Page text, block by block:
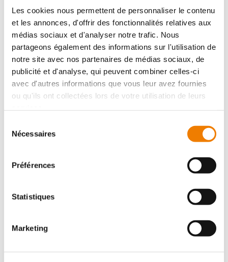
Les cookies nous permettent de personnaliser le contenu
et les annonces, d'offrir des fonctionnalités relatives aux
médias sociaux et d'analyser notre trafic. Nous
partageons également des informations sur l'utilisation de
notre site avec nos partenaires de médias sociaux, de
publicité et d'analyse, qui peuvent combiner celles-ci
avec d'autres informations que vous leur avez fournies
ou qu'ils ont collectées lors de votre utilisation de leurs
Nécessaires
Préférences
Statistiques
Marketing
2977 - Type II : Douille de guidage
9 variantes
Douille de guidage, HSS, à collet, pour
broche type II, de 4 à 5 mm Modèle : HSS, dépouille. Les
douilles de guidage avec indicateur...
6329770025 ...
Afficher la fiche produit
3 variantes